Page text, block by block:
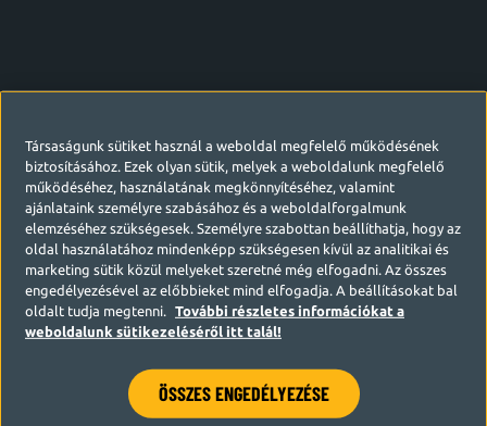
Társaságunk sütiket használ a weboldal megfelelő működésének
biztosításához. Ezek olyan sütik, melyek a weboldalunk megfelelő
működéséhez, használatának megkönnyítéséhez, valamint
ajánlataink személyre szabásához és a weboldalforgalmunk
elemzéséhez szükségesek. Személyre szabottan beállíthatja, hogy az
oldal használatához mindenképp szükségesen kívül az analitikai és
marketing sütik közül melyeket szeretné még elfogadni. Az összes
engedélyezésével az előbbieket mind elfogadja. A beállításokat bal
oldalt tudja megtenni.
További részletes információkat a
weboldalunk sütikezeléséről itt talál!
ÖSSZES ENGEDÉLYEZÉSE